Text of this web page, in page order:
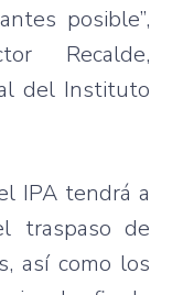
posible”,
Recalde,
del Instituto
IPA tendrá a
traspaso de
así como los